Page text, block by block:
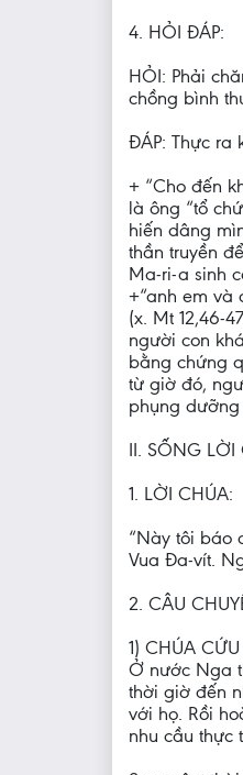
4. HỎI ĐÁP:
HỎI: Phải
chồng bình
ĐÁP: Thực ra
+ “Cho đến
là ông “tổ
hiến dâng
thần truyền
Ma-ri-a sinh
+“anh em và
(x. Mt 12,46-
người con
bằng chứng
từ giờ đó,
phụng
II. SỐNG LỜI
1. LỜI CHÚA:
“Này tôi báo
Vua Đa-vít.
2. CÂU
1) CHÚA
Ở nước Nga
thời giờ đến
với họ. Rồi
nhu cầu thực